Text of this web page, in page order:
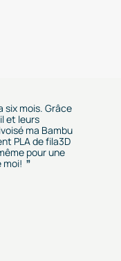
six mois. Grâce
et leurs
ma Bambu
PLA de fila3D
pour une
moi!